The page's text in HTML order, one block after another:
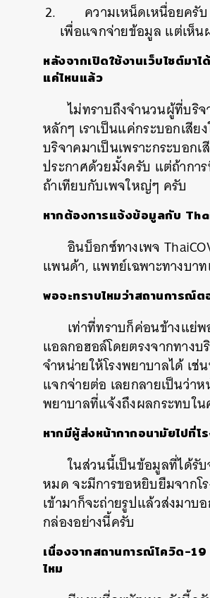
ความเหน็ดเหนื่อยครั
เพื่อแจกจ่ายข้อมูล แต่เห็น
หลังจากเปิดใช้งานเว็บไซต์มา
แค่ไหนแล้ว
ไม่ทราบถึงจำนวนผู้ที่บริจ
หลักๆ เราเป็นแค่กระบอกเสีย
บริจาคมาเป็นเพราะกระบอก
ประกาศด้วยมั้งครับ แต่ถ้ากา
ถ้าเทียบกับเพจใหญ่ๆ ครับ
หากต้องการแจ้งข้อมูลกับ
อินบ็อกซ์ทางเพจ
แพนด้า, แพทย์เฉพาะทางบาท
พอจะทราบไหมว่าสถานการณ์ต
เท่าที่ทราบก็ค่อนข้างแย่
แอลกอฮอล์โดยตรงจากทาง
จำหน่ายให้โรงพยาบาลได้เช่
แจกจ่ายต่อ เลยกลายเป็นว่า
พยาบาลที่แจ้งถึงผลกระทบใน
หากมีผู้ส่งหน้ากากอนามัยไปที่โ
ในส่วนนี้เป็นข้อมูลที่ได้รั
หมดจะมีการขอหยิบยืมจากโ
เข้ามาก็จะถ่ายรูปแล้วส่งมาบ
กล่องอย่างนี้ครับ
เนื่องจากสถานการณ์โควิด-19
ไหม